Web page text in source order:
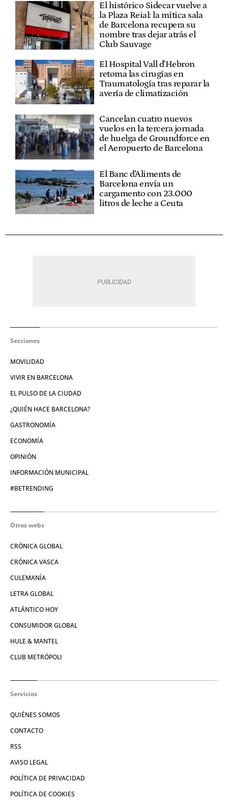
El histórico Sidecar vuelve a
la Plaza Reial: la mítica sala
de Barcelona recupera su
nombre tras dejar atrás el
Club Sauvage
El Hospital Vall d'Hebron
retoma las cirugías en
Traumatología tras reparar la
avería de climatización
Cancelan cuatro nuevos
vuelos en la tercera jornada
de huelga de Groundforce en
el Aeropuerto de Barcelona
El Banc d'Aliments de
Barcelona envía un
cargamento con 23.000
litros de leche a Ceuta
Secciones
MOVILIDAD
VIVIR EN BARCELONA
EL PULSO DE LA CIUDAD
¿QUIÉN HACE BARCELONA?
GASTRONOMÍA
ECONOMÍA
OPINIÓN
INFORMACIÓN MUNICIPAL
#BETRENDING
Otras webs
CRÓNICA GLOBAL
CRÓNICA VASCA
CULEMANÍA
LETRA GLOBAL
ATLÁNTICO HOY
CONSUMIDOR GLOBAL
HULE & MANTEL
CLUB METRÓPOLI
Servicios
QUIÉNES SOMOS
CONTACTO
RSS
AVISO LEGAL
POLÍTICA DE PRIVACIDAD
POLÍTICA DE COOKIES